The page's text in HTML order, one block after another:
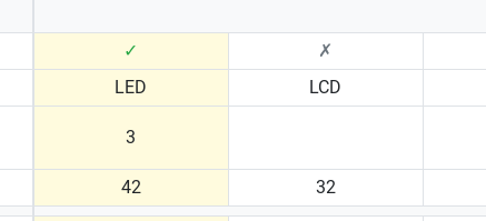
✓ ✗
LED LCD
3
42 32